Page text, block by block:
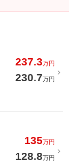
237.3万円
230.7万円
135万円
128.8万円